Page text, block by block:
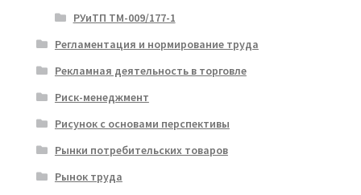
РУиТП ТМ-009/177-1
Регламентация и нормирование труда
Рекламная деятельность в торговле
Риск-менеджмент
Рисунок с основами перспективы
Рынки потребительских товаров
Рынок труда